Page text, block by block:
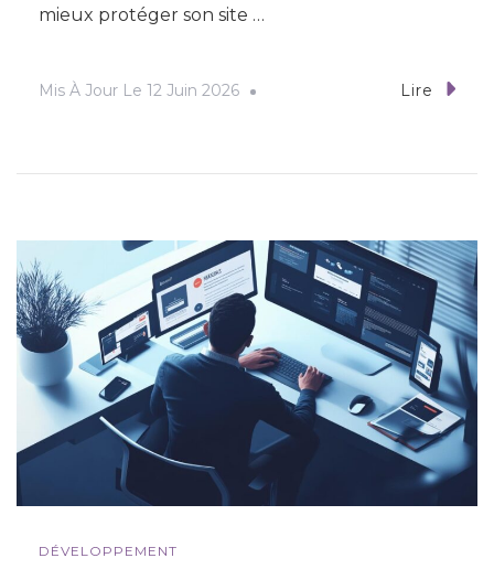
mieux protéger son site …
Mis À Jour Le 12 Juin 2026 Lire
DÉVELOPPEMENT